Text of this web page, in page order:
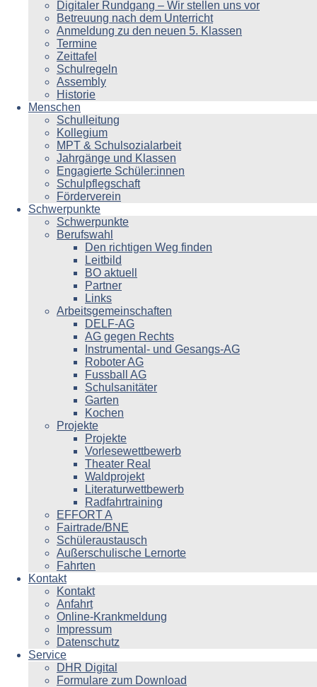
Digitaler Rundgang – Wir stellen uns vor
Betreuung nach dem Unterricht
Anmeldung zu den neuen 5. Klassen
Termine
Zeittafel
Schulregeln
Assembly
Historie
Menschen
Schulleitung
Kollegium
MPT & Schulsozialarbeit
Jahrgänge und Klassen
Engagierte Schüler:innen
Schulpflegschaft
Förderverein
Schwerpunkte
Schwerpunkte
Berufswahl
Den richtigen Weg finden
Leitbild
BO aktuell
Partner
Links
Arbeitsgemeinschaften
DELF-AG
AG gegen Rechts
Instrumental- und Gesangs-AG
Roboter AG
Fussball AG
Schulsanitäter
Garten
Kochen
Projekte
Projekte
Vorlesewettbewerb
Theater Real
Waldprojekt
Literaturwettbewerb
Radfahrtraining
EFFORT A
Fairtrade/BNE
Schüleraustausch
Außerschulische Lernorte
Fahrten
Kontakt
Kontakt
Anfahrt
Online-Krankmeldung
Impressum
Datenschutz
Service
DHR Digital
Formulare zum Download